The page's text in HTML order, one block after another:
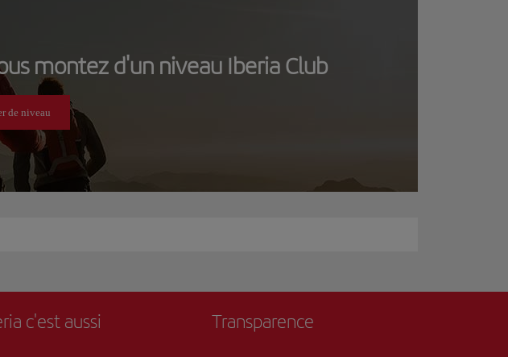
montez d'un niveau Iberia Club
de niveau
c'est aussi Transparence